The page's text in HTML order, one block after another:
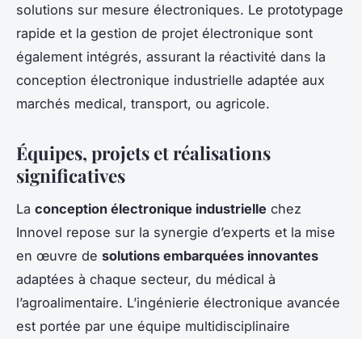
solutions sur mesure électroniques. Le prototypage
rapide et la gestion de projet électronique sont
également intégrés, assurant la réactivité dans la
conception électronique industrielle adaptée aux
marchés medical, transport, ou agricole.
Équipes, projets et réalisations
significatives
La conception électronique industrielle chez
Innovel repose sur la synergie d’experts et la mise
en œuvre de solutions embarquées innovantes
adaptées à chaque secteur, du médical à
l’agroalimentaire. L’ingénierie électronique avancée
est portée par une équipe multidisciplinaire